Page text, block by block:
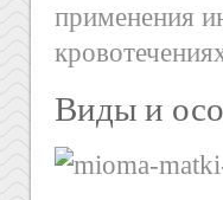
применения
Виды и